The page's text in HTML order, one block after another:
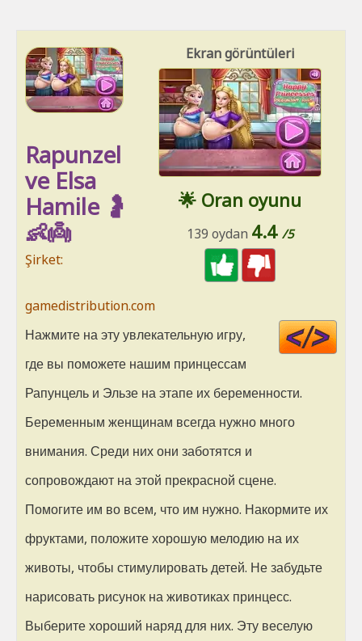
Ekran görüntüleri
🌟 Oran oyunu
139 oydan 4.4 /5
Rapunzel
ve Elsa
Hamile 🤰
👶👼
Şirket:
gamedistribution.com
Нажмите на эту увлекательную игру,
где вы поможете нашим принцессам
Рапунцель и Эльзе на этапе их беременности.
Беременным женщинам всегда нужно много
внимания. Среди них они заботятся и
сопровождают на этой прекрасной сцене.
Помогите им во всем, что им нужно. Накормите их
фруктами, положите хорошую мелодию на их
животы, чтобы стимулировать детей. Не забудьте
нарисовать рисунок на животиках принцесс.
Выберите хороший наряд для них. Эту веселую